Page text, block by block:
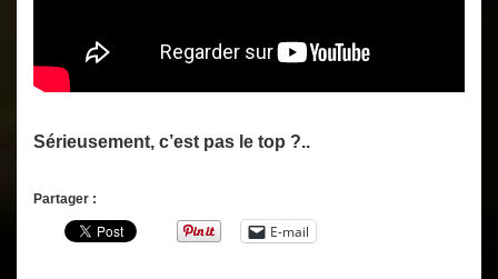
Sérieusement, c’est pas le top ?..
Partager :
E-mail